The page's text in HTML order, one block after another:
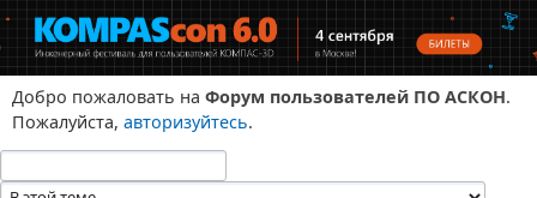
Добро пожаловать на Форум пользователей ПО АСКОН.
Пожалуйста, авторизуйтесь.